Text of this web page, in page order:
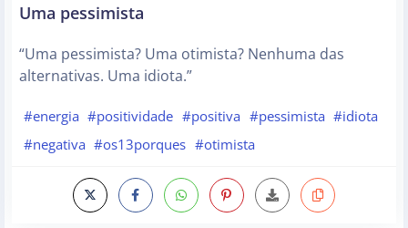
Uma pessimista
“Uma pessimista? Uma otimista? Nenhuma das
alternativas. Uma idiota.”
#energia #positividade #positiva #pessimista #idiota
#negativa #os13porques #otimista